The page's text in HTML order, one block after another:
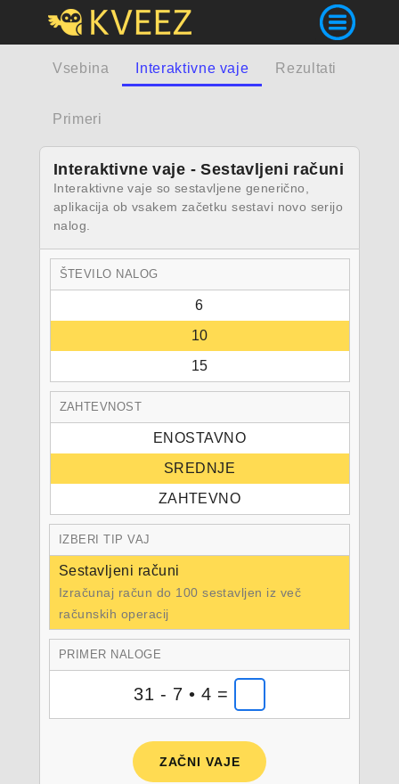
Vsebina Interaktivne vaje Rezultati
Primeri
Interaktivne vaje - Sestavljeni računi
Interaktivne vaje so sestavljene generično,
aplikacija ob vsakem začetku sestavi novo serijo
nalog.
ŠTEVILO NALOG
6
10
15
ZAHTEVNOST
ENOSTAVNO
SREDNJE
ZAHTEVNO
IZBERI TIP VAJ
Sestavljeni računi
Izračunaj račun do 100 sestavljen iz več
računskih operacij
PRIMER NALOGE
31 - 7 • 4 =
ZAČNI VAJE